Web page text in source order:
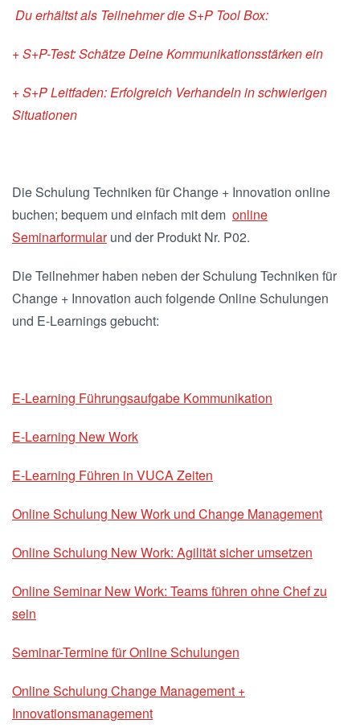
Du erhältst als Teilnehmer die S+P Tool Box:
+ S+P-Test: Schätze Deine Kommunikationsstärken ein
+ S+P Leitfaden: Erfolgreich Verhandeln in schwierigen
Situationen
Die Schulung Techniken für Change + Innovation online
buchen; bequem und einfach mit dem online
Seminarformularund der Produkt Nr. P02.
Die Teilnehmer haben neben der Schulung Techniken für
Change + Innovation auch folgende Online Schulungen
und E-Learnings gebucht:
E-Learning Führungsaufgabe Kommunikation
E-Learning New Work
E-Learning Führen in VUCA Zeiten
Online Schulung New Work und Change Management
Online Schulung New Work: Agilität sicher umsetzen
Online Seminar New Work: Teams führen ohne Chef zu
sein
Seminar-Termine für Online Schulungen
Online Schulung Change Management +
Innovationsmanagement